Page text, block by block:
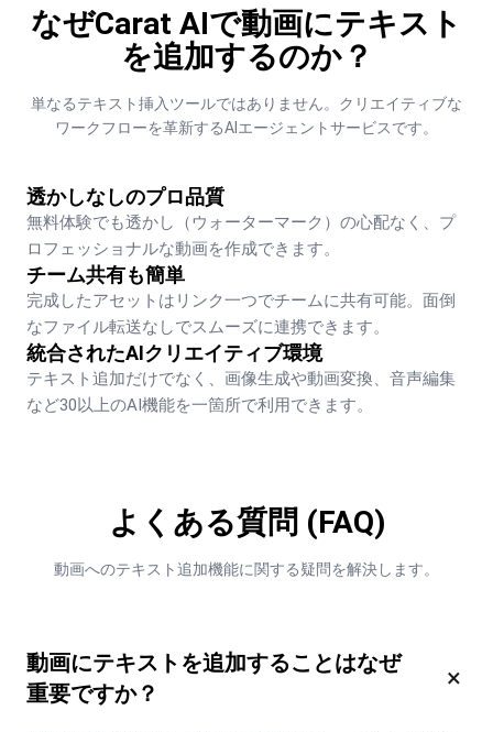
なぜCarat AIで動画にテキスト
を追加するのか？
単なるテキスト挿入ツールではありません。クリエイティブな
ワークフローを革新するAIエージェントサービスです。
透かしなしのプロ品質
無料体験でも透かし（ウォーターマーク）の心配なく、プ
ロフェッショナルな動画を作成できます。
チーム共有も簡単
完成したアセットはリンク一つでチームに共有可能。面倒
なファイル転送なしでスムーズに連携できます。
統合されたAIクリエイティブ環境
テキスト追加だけでなく、画像生成や動画変換、音声編集
など30以上のAI機能を一箇所で利用できます。
よくある質問 (FAQ)
動画へのテキスト追加機能に関する疑問を解決します。
動画にテキストを追加することはなぜ
重要ですか？
×